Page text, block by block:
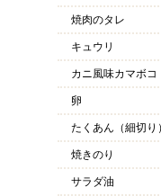
焼肉のタレ
キュウリ
カニ風味カマボコ
卵
たくあん（細切り）
焼きのり
サラダ油